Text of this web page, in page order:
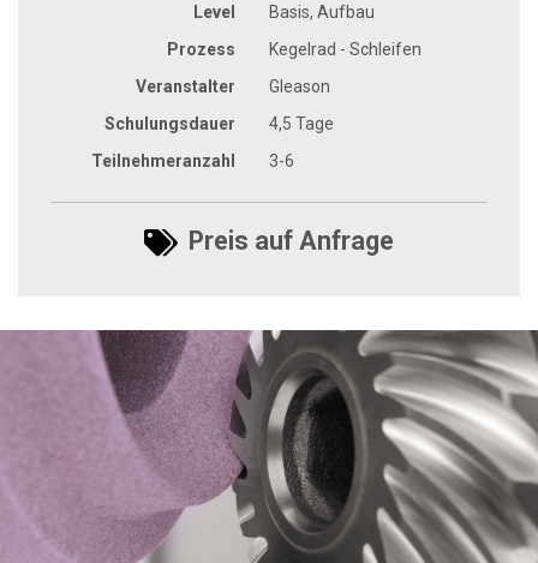
Level
Basis, Aufbau
Prozess
Kegelrad - Schleifen
Veranstalter
Gleason
Schulungsdauer
4,5 Tage
Teilnehmeranzahl
3-6
Preis auf Anfrage